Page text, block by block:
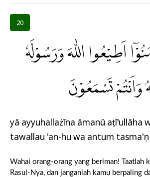
20
اَطِيْعُوا اللّٰهَ وَرَسُوْلَهٗ
وَاَنْتُمْ تَسْمَعُوْنَ
yā ayyuhallażīna āmanū aṭī'ullāha
tawallau 'an-hu wa antum tasma'ụn
Wahai orang-orang yang beriman! Taatlah
Rasul-Nya, dan janganlah kamu berpaling